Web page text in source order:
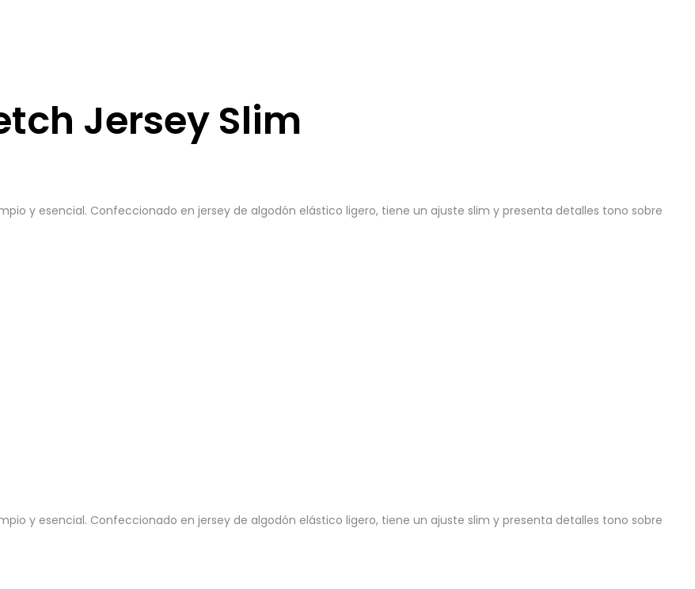
Jersey Slim
y esencial. Confeccionado en jersey de algodón elástico ligero, tiene un ajuste slim y presenta detalles tono sobre
y esencial. Confeccionado en jersey de algodón elástico ligero, tiene un ajuste slim y presenta detalles tono sobre